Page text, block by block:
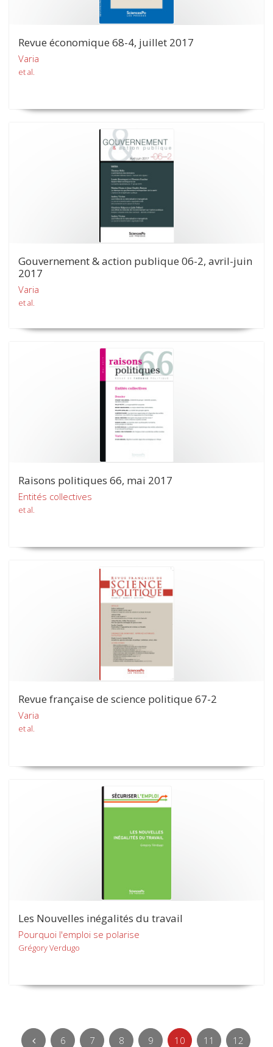
Revue économique 68-4, juillet 2017
Varia
et al.
Gouvernement & action publique 06-2, avril-juin
2017
Varia
et al.
Raisons politiques 66, mai 2017
Entités collectives
et al.
Revue française de science politique 67-2
Varia
et al.
Les Nouvelles inégalités du travail
Pourquoi l'emploi se polarise
Grégory Verdugo
6 7 8 9 10 11 12